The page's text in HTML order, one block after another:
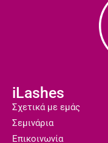
iLashes
Σχετικά με εμάς
Σεμινάρια
Επικοινωνία